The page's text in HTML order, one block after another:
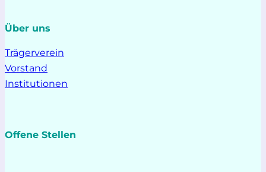
Über uns
Trägerverein
Vorstand
Institutionen
Offene Stellen